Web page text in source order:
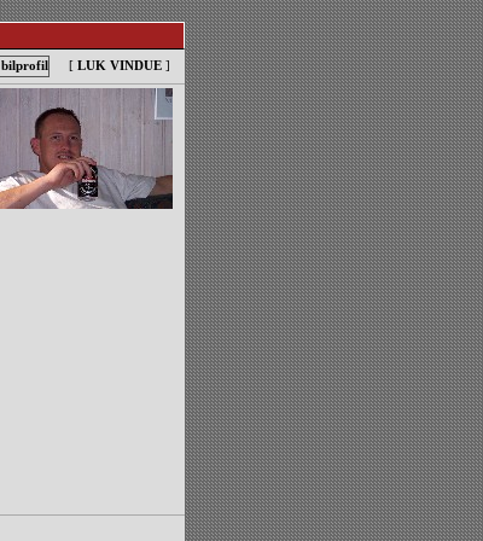
[ LUK VINDUE ]